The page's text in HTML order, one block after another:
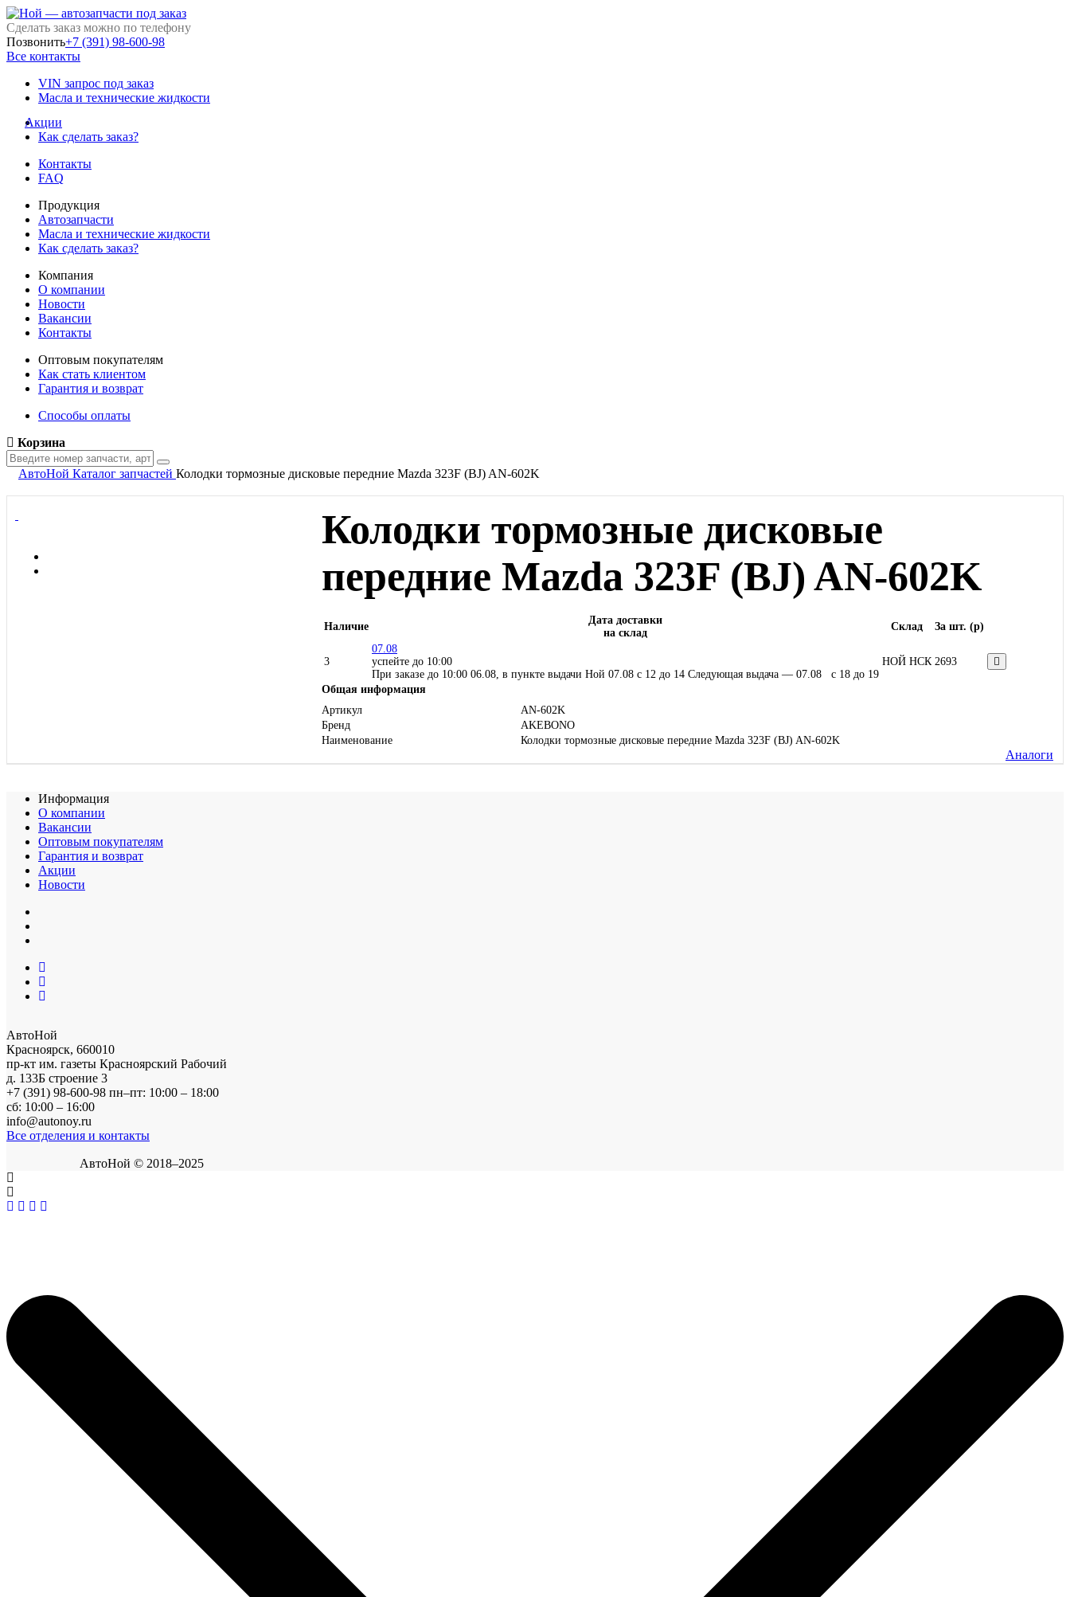
Сделать заказ можно по телефону
Позвонить+7 (391) 98-600-98
Все контакты
VIN запрос под заказ
Масла и технические жидкости
Акции
Как сделать заказ?
Контакты
FAQ
Продукция
Автозапчасти
Масла и технические жидкости
Как сделать заказ?
Компания
О компании
Новости
Вакансии
Контакты
Оптовым покупателям
Как стать клиентом
Гарантия и возврат
Способы оплаты
Корзина
АвтоНой Каталог запчастей Колодки тормозные дисковые передние Mazda 323F (BJ) AN-602K
Колодки тормозные дисковые
передние Mazda 323F (BJ) AN-602K
Наличие
Дата доставки
на склад
Склад За шт. (p)
3
07.08
успейте до 10:00
При заказе до 10:00 06.08, в пункте выдачи Ной 07.08 c 12 до 14 Следующая выдача — 07.08 c 18 до 19
НОЙ НСК 2693
Общая информация
Артикул
AN-602K
Бренд
AKEBONO
Наименование
Колодки тормозные дисковые передние Mazda 323F (BJ) AN-602K
Аналоги
Информация
О компании
Вакансии
Оптовым покупателям
Гарантия и возврат
Акции
Новости
АвтоНой
Красноярск, 660010
пр-кт им. газеты Красноярский Рабочий
д. 133Б строение 3
+7 (391) 98-600-98 пн–пт: 10:00 – 18:00
сб: 10:00 – 16:00
info@autonoy.ru
Все отделения и контакты
АвтоНой © 2018–2025